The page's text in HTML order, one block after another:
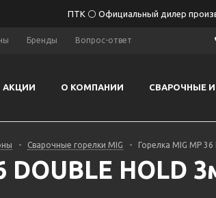
ПТК ⚪ Официальный дилер
Бренды Вопрос-ответ
АКЦИИ О КОМПАНИИ СВАРОЧНЫЕ
- Сварочные горелки MIG - Горелка MIG MP
DOUBLE HOLD